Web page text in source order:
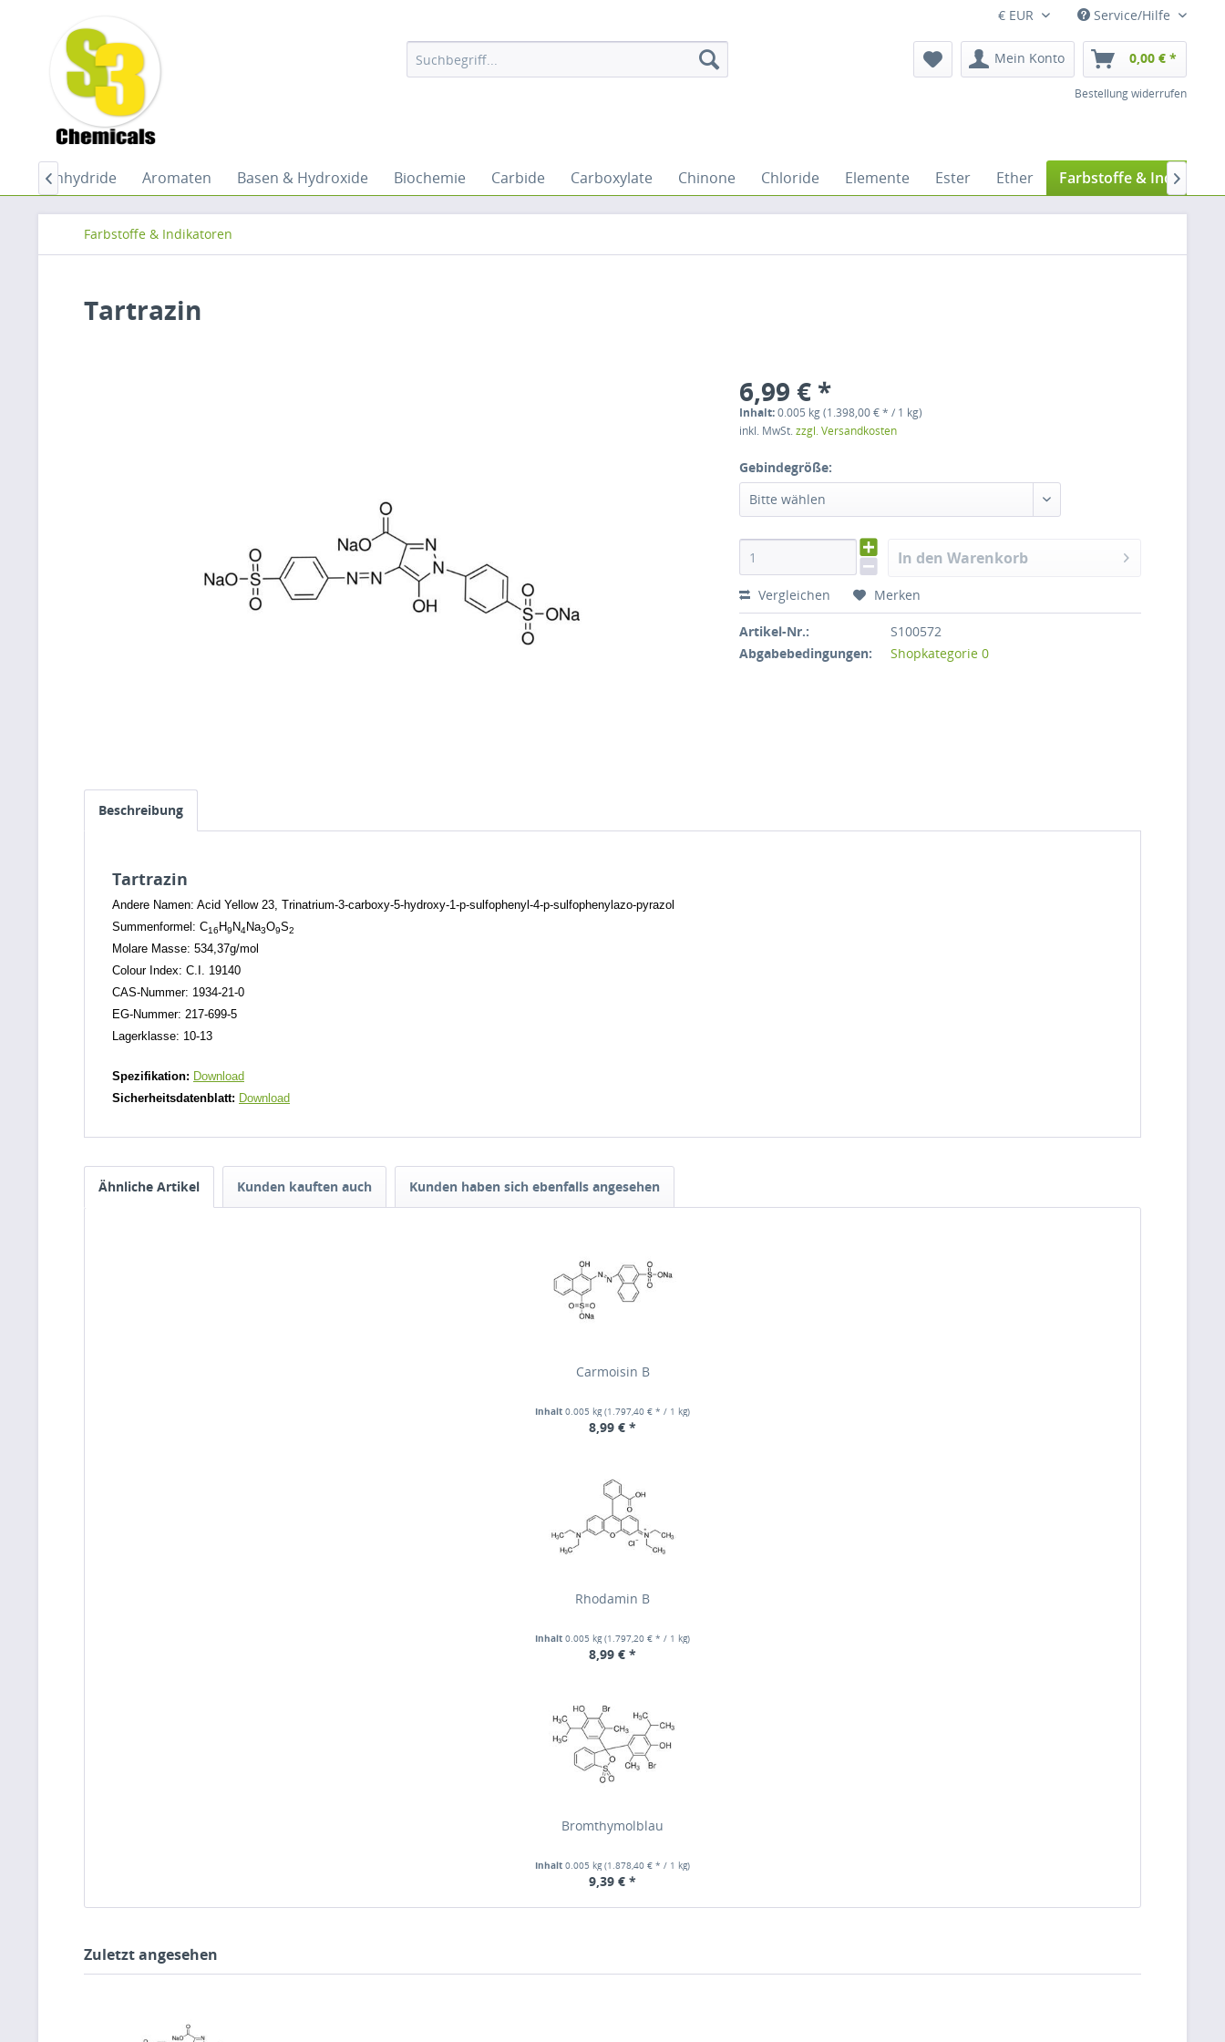
€ EUR Service/Hilfe
Mein Konto 0,00 € *
Bestellung widerrufen
Anhydride Aromaten Basen & Hydroxide Biochemie Carbide Carboxylate Chinone Chloride Elemente Ester Ether Farbstoffe &
 
Farbstoffe & Indikatoren
Tartrazin
6,99 € *
Inhalt:0.005 kg (1.398,00 € * / 1 kg)
inkl. MwSt.zzgl. Versandkosten
Gebindegröße:
Bitte wählen
In den Warenkorb
Vergleichen Merken
Artikel-Nr.:
S100572
Abgabebedingungen:
Shopkategorie 0
Beschreibung
Tartrazin
Andere Namen: Acid Yellow 23, Trinatrium-3-carboxy-5-hydroxy-1-p-sulfophenyl-4-p-sulfophenylazo-pyrazol
Summenformel: C16 H9 N4Na3O9S2
Molare Masse: 534,37g/mol
Colour Index: C.I. 19140
CAS-Nummer: 1934-21-0
EG-Nummer: 217-699-5
Lagerklasse: 10-13
Spezifikation: Download
Sicherheitsdatenblatt: Download
Ähnliche Artikel Kunden kauften auch Kunden haben sich ebenfalls angesehen
Carmoisin B
Inhalt 0.005 kg(1.797,40 € * / 1 kg)
8,99 € *
Rhodamin B
Inhalt 0.005 kg(1.797,20 € * / 1 kg)
8,99 € *
Bromthymolblau
Inhalt 0.005 kg(1.878,40 € * / 1 kg)
9,39 € *
Zuletzt angesehen